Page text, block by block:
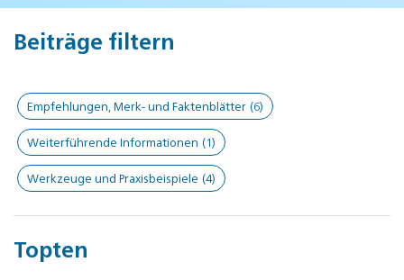
Beiträge filtern
Empfehlungen, Merk- und Faktenblätter (6)
Weiterführende Informationen (1)
Werkzeuge und Praxisbeispiele (4)
Topten